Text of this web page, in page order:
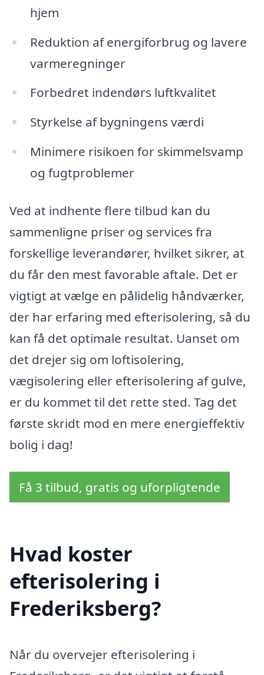
hjem
Reduktion af energiforbrug og lavere
varmeregninger
Forbedret indendørs luftkvalitet
Styrkelse af bygningens værdi
Minimere risikoen for skimmelsvamp
og fugtproblemer
Ved at indhente flere tilbud kan du
sammenligne priser og services fra
forskellige leverandører, hvilket sikrer, at
du får den mest favorable aftale. Det er
vigtigt at vælge en pålidelig håndværker,
der har erfaring med efterisolering, så du
kan få det optimale resultat. Uanset om
det drejer sig om loftisolering,
vægisolering eller efterisolering af gulve,
er du kommet til det rette sted. Tag det
første skridt mod en mere energieffektiv
bolig i dag!
Få 3 tilbud, gratis og uforpligtende
Hvad koster
efterisolering i
Frederiksberg?
Når du overvejer efterisolering i